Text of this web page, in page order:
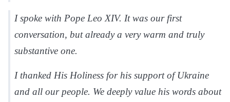
I spoke with Pope Leo XIV. It was our first
conversation, but already a very warm and truly
substantive one.
I thanked His Holiness for his support of Ukraine
and all our people. We deeply value his words about